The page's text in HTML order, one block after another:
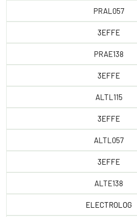
PRAL057
3EFFE
PRAE138
3EFFE
ALTL115
3EFFE
ALTL057
3EFFE
ALTE138
ELECTROLOG